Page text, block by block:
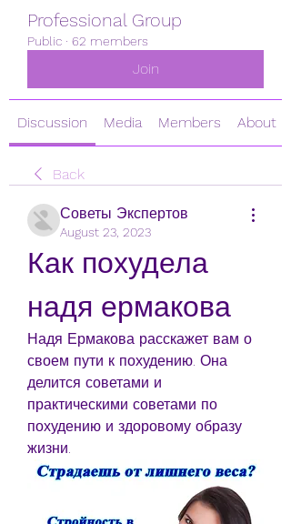
Professional Group
Public · 62 members
Join
Discussion Media Members About
Back
Советы Экспертов
August 23, 2023
Как похудела
надя ермакова
Надя Ермакова расскажет вам о
своем пути к похудению. Она
делится советами и
практическими советами по
похудению и здоровому образу
жизни.